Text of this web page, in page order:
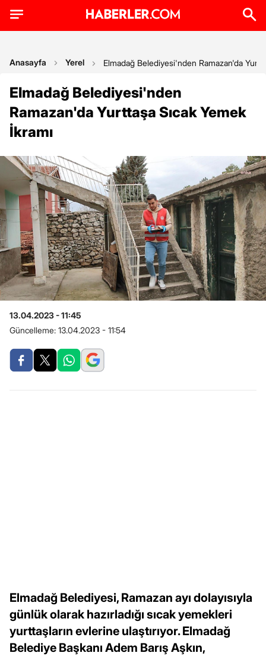
Anasayfa Yerel Elmadağ Belediyesi'nden Ramazan'da
Elmadağ Belediyesi'nden
Ramazan'da Yurttaşa Sıcak Yemek
İkramı
13.04.2023 - 11:45
Güncelleme: 13.04.2023 - 11:54
Elmadağ Belediyesi, Ramazan ayı dolayısıyla
günlük olarak hazırladığı sıcak yemekleri
yurttaşların evlerine ulaştırıyor. Elmadağ
Belediye Başkanı Adem Barış Aşkın,